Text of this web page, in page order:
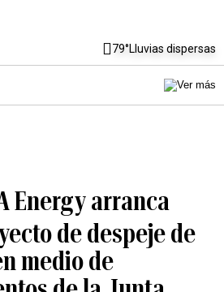
79°Lluvias dispersas
Energy arranca
de despeje de
medio de